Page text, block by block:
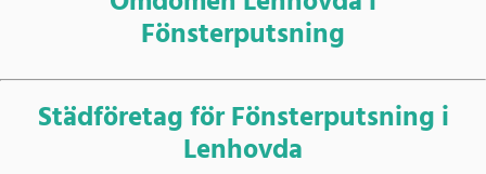
Fönsterputsning
Städföretag för Fönsterputsning i
Lenhovda